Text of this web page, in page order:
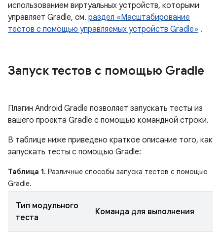
использованием виртуальных устройств, которыми
управляет Gradle, см. раздел «Масштабирование
тестов с помощью управляемых устройств Gradle» .
Запуск тестов с помощью Gradle
Плагин Android Gradle позволяет запускать тесты из
вашего проекта Gradle с помощью командной строки.
В таблице ниже приведено краткое описание того, как
запускать тесты с помощью Gradle:
Таблица 1. Различные способы запуска тестов с помощью
Gradle.
Тип модульного
теста
Команда для выполнения